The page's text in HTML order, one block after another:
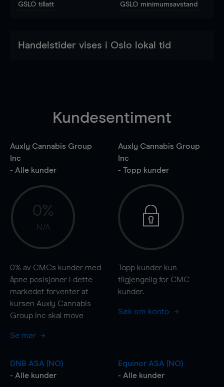
GSLO tillatt GSLO minimumsavstand
Handelstider vises i Oslo lokal tid
Kundesentiment
Auxly Cannabis Group
Inc
- Alle kunder
0%
N/A
0% av CMCs kunder med
åpne posisjoner i dette
markedet forventer at
kursen Auxly Cannabis
Group Inc skal move
Se mer
Auxly Cannabis Group
Inc
- Topp kunder
Topp kunder kun
tilgjengelig for CMC
kunder.
Søk om konto
DNB ASA (NO)
- Alle kunder
Equinor ASA (NO)
- Alle kunder